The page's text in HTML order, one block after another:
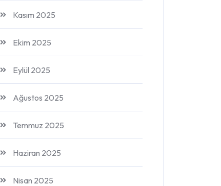
Kasım 2025
Ekim 2025
Eylül 2025
Ağustos 2025
Temmuz 2025
Haziran 2025
Nisan 2025